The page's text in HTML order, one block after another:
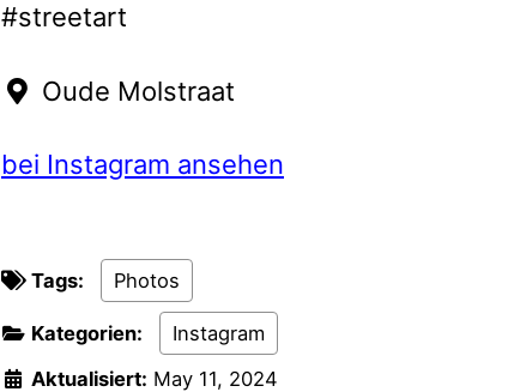
#streetart
Oude Molstraat
bei Instagram ansehen
Tags: Photos
Kategorien:
Instagram
Aktualisiert: May 11, 2024